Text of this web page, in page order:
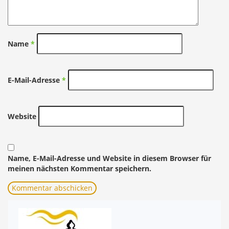
Name *
E-Mail-Adresse *
Website
Name, E-Mail-Adresse und Website in diesem Browser für
meinen nächsten Kommentar speichern.